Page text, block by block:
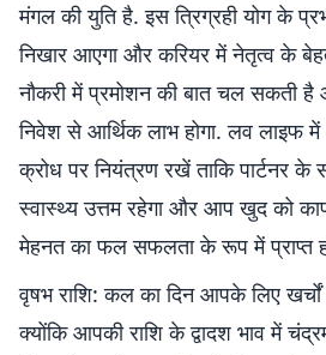
मंगल की युति है. इस त्रिग्रही योग के
निखार आएगा और करियर में नेतृत्व के
नौकरी में प्रमोशन की बात चल सकती
निवेश से आर्थिक लाभ होगा. लव लाइफ
क्रोध पर नियंत्रण रखें ताकि पार्टनर के
स्वास्थ्य उत्तम रहेगा और आप खुद को
मेहनत का फल सफलता के रूप में प्राप्त
वृषभ राशि: कल का दिन आपके लिए खर्चों
क्योंकि आपकी राशि के द्वादश भाव में